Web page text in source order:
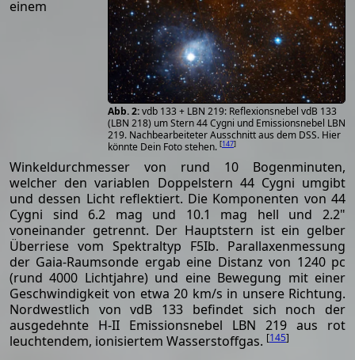
vdb 133 + LBN 219: Reflexionsnebel vdB 133
(LBN 218) um Stern 44 Cygni und Emissionsnebel LBN
219. Nachbearbeiteter Ausschnitt aus dem DSS. Hier
könnte Dein Foto stehen. [147]
einem
Winkeldurchmesser von rund 10 Bogenminuten,
welcher den variablen Doppelstern 44 Cygni umgibt
und dessen Licht reflektiert. Die Komponenten von 44
Cygni sind 6.2 mag und 10.1 mag hell und 2.2"
voneinander getrennt. Der Hauptstern ist ein gelber
Überriese vom Spektraltyp F5Ib. Parallaxenmessung
der Gaia-Raumsonde ergab eine Distanz von 1240 pc
(rund 4000 Lichtjahre) und eine Bewegung mit einer
Geschwindigkeit von etwa 20 km/s in unsere Richtung.
Nordwestlich von vdB 133 befindet sich noch der
ausgedehnte H-II Emissionsnebel LBN 219 aus rot
leuchtendem, ionisiertem Wasserstoffgas. [145]